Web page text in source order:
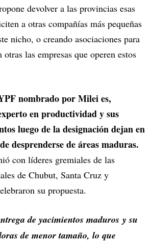
devolver a las provincias esas
a otras compañías más pequeñas
nicho, o creando asociaciones para
otras las empresas que operen estos
nombrado por Milei es,
en productividad y sus
luego de la designación dejan en
desprenderse de áreas maduras.
con líderes gremiales de las
de Chubut, Santa Cruz y
su propuesta.
de yacimientos maduros y su
de menor tamaño, lo que